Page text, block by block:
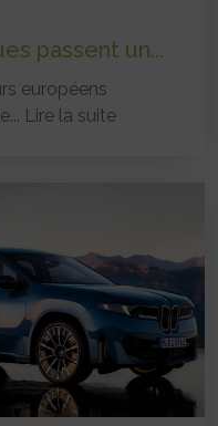
passent un...
européens
Lire la suite